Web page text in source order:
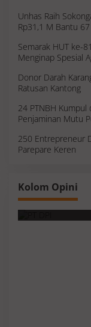
Unhas Raih
Rp31,1 M Bantu
Semarak HUT ke-
Menginap Spesial
Donor Darah
Ratusan Kantong
24 PTNBH Kumpul
Penjaminan Mutu
250 Entrepreneur
Parepare Keren
Kolom Opini
Membaca